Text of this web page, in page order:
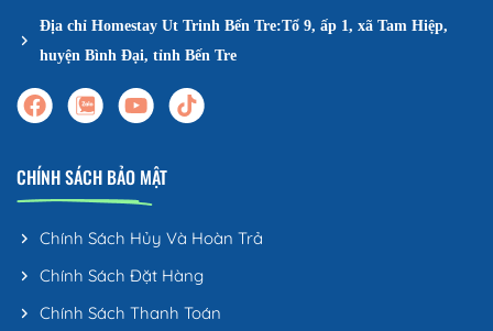
Địa chỉ Homestay Ut Trinh Bến Tre:Tổ 9, ấp 1, xã Tam Hiệp,
huyện Bình Đại, tỉnh Bến Tre
CHÍNH SÁCH BẢO MẬT
Chính Sách Hủy Và Hoàn Trả
Chính Sách Đặt Hàng
Chính Sách Thanh Toán